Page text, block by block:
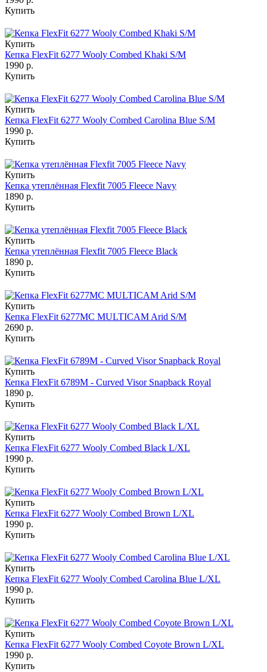
Купить
Купить
Кепка FlexFit 6277 Wooly Combed Khaki S/M
1990 р.
Купить
Купить
Кепка FlexFit 6277 Wooly Combed Carolina Blue S/M
1990 р.
Купить
Купить
Кепка утеплённая Flexfit 7005 Fleece Navy
1890 р.
Купить
Купить
Кепка утеплённая Flexfit 7005 Fleece Black
1890 р.
Купить
Купить
Кепка FlexFit 6277MC MULTICAM Arid S/M
2690 р.
Купить
Купить
Кепка FlexFit 6789M - Curved Visor Snapback Royal
1890 р.
Купить
Купить
Кепка FlexFit 6277 Wooly Combed Black L/XL
1990 р.
Купить
Купить
Кепка FlexFit 6277 Wooly Combed Brown L/XL
1990 р.
Купить
Купить
Кепка FlexFit 6277 Wooly Combed Carolina Blue L/XL
1990 р.
Купить
Купить
Кепка FlexFit 6277 Wooly Combed Coyote Brown L/XL
1990 р.
Купить